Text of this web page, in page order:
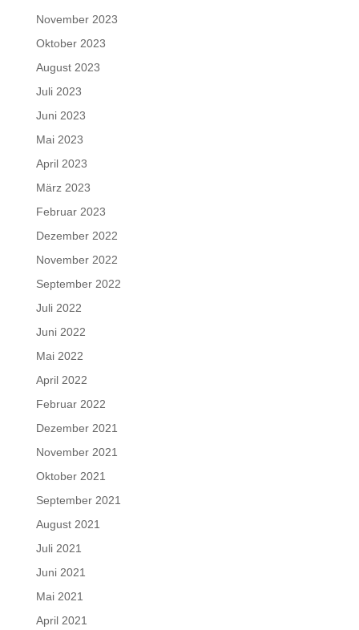
November 2023
Oktober 2023
August 2023
Juli 2023
Juni 2023
Mai 2023
April 2023
März 2023
Februar 2023
Dezember 2022
November 2022
September 2022
Juli 2022
Juni 2022
Mai 2022
April 2022
Februar 2022
Dezember 2021
November 2021
Oktober 2021
September 2021
August 2021
Juli 2021
Juni 2021
Mai 2021
April 2021